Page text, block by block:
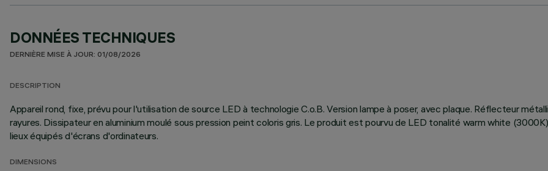
DONNÉES TECHNIQUES
DERNIÈRE MISE À JOUR: 01/08/2026
DESCRIPTION
Appareil rond, fixe, prévu pour l'utilisation de source LED à technologie C.o.B. Version lampe à poser, avec plaque. Réflecteur
rayures. Dissipateur en aluminium moulé sous pression peint coloris gris. Le produit est pourvu de LED tonalité warm white
lieux équipés d'écrans d'ordinateurs.
DIMENSIONS